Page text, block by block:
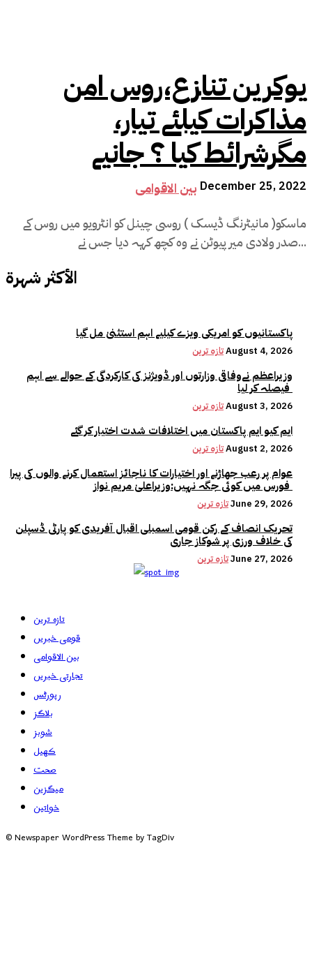
یوکرین تنازع،روس امن
مذاکرات کیلئے تیار،
مگرشرائط کیا ؟ جانیے
بین الاقوامی December 25, 2022
ماسکو( مانیٹرنگ ڈیسک ) روسی چینل کو انٹرویو میں روس کے
صدر ولادی میر پیوٹن نے وہ کچھ کہہ دیا جس نے...
الأكثر شهرة
پاکستانیوں کو امریکی ویزے کیلیے اہم استثنیٰ مل گیا
تازہ ترینAugust 4, 2026
وزیراعظم نےوفاقی وزارتوں اور ڈویژنز کی کارکردگی کے حوالے سے اہم
تازہ ترینAugust 3, 2026
ایم کیو ایم پاکستان میں اختلافات شدت اختیار کر گئے
تازہ ترینAugust 2, 2026
عوام پر رعب جھاڑنے اور اختیارات کا ناجائز استعمال کرنے والوں کی پیرا
تازہ ترینJune 29, 2026
تحریک انصاف کے رکن قومی اسمبلی اقبال آفریدی کو پارٹی ڈسپلن
کی خلاف ورزی پر شوکاز جاری
تازہ ترینJune 27, 2026
تازہ ترین
قومی خبریں
بین الاقوامی
تجارتی خبریں
رپورٹس
بلاگز
شوبز
کھیل
صحت
میگزین
خواتین
© Newspaper WordPress Theme by TagDiv